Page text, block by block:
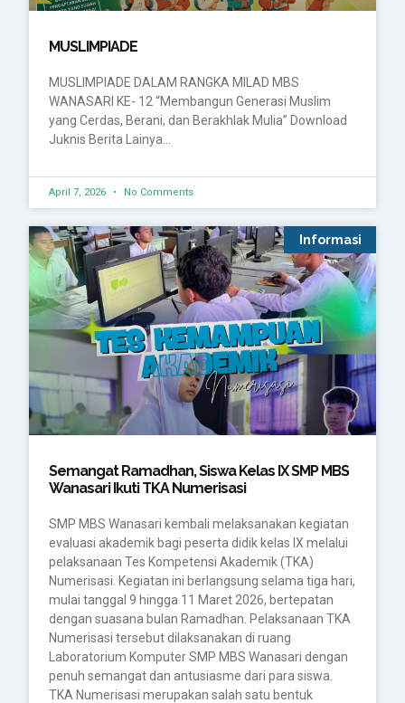
MUSLIMPIADE
MUSLIMPIADE DALAM RANGKA MILAD MBS
WANASARI KE- 12 “Membangun Generasi Muslim
yang Cerdas, Berani, dan Berakhlak Mulia” Download
Juknis Berita Lainya…
April 7, 2026 No Comments
Informasi
Semangat Ramadhan, Siswa Kelas IX SMP MBS
Wanasari Ikuti TKA Numerisasi
SMP MBS Wanasari kembali melaksanakan kegiatan
evaluasi akademik bagi peserta didik kelas IX melalui
pelaksanaan Tes Kompetensi Akademik (TKA)
Numerisasi. Kegiatan ini berlangsung selama tiga hari,
mulai tanggal 9 hingga 11 Maret 2026, bertepatan
dengan suasana bulan Ramadhan. Pelaksanaan TKA
Numerisasi tersebut dilaksanakan di ruang
Laboratorium Komputer SMP MBS Wanasari dengan
penuh semangat dan antusiasme dari para siswa.
TKA Numerisasi merupakan salah satu bentuk